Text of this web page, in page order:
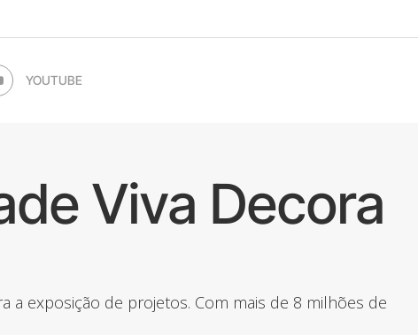
YOUTUBE
Viva Decora
a exposição de projetos. Com mais de 8 milhões de